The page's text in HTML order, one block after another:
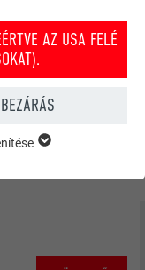
AZ USA FELÉ